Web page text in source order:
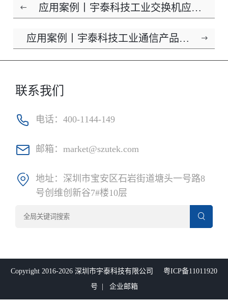
应用案例丨宇泰科技工业交换机应用
应用案例丨宇泰科技工业通信产品应
联系我们
电话： 400-1144-149
邮箱： market@szutek.com
地址： 深圳市宝安区石岩街道塘头一号路8
号创维创新谷7#楼10层
Copyright 2016-2026 深圳市宇泰科技有限公司 粤ICP备11011920
号 | 企业邮箱